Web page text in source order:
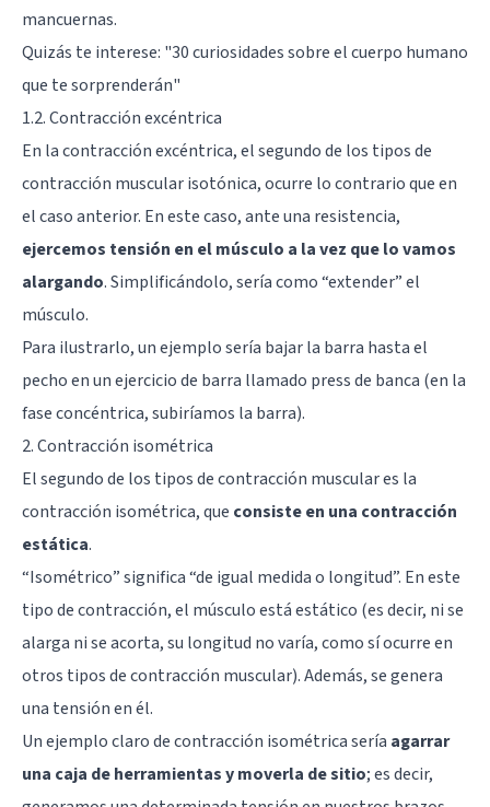
mancuernas.
Quizás te interese: "30 curiosidades sobre el cuerpo humano
que te sorprenderán"
1.2. Contracción excéntrica
En la contracción excéntrica, el segundo de los tipos de
contracción muscular isotónica, ocurre lo contrario que en
el caso anterior. En este caso, ante una resistencia,
ejercemos tensión en el músculo a la vez que lo vamos
alargando. Simplificándolo, sería como “extender” el
músculo.
Para ilustrarlo, un ejemplo sería bajar la barra hasta el
pecho en un ejercicio de barra llamado press de banca (en la
fase concéntrica, subiríamos la barra).
2. Contracción isométrica
El segundo de los tipos de contracción muscular es la
contracción isométrica, que consiste en una contracción
estática.
“Isométrico” significa “de igual medida o longitud”. En este
tipo de contracción, el músculo está estático (es decir, ni se
alarga ni se acorta, su longitud no varía, como sí ocurre en
otros tipos de contracción muscular). Además, se genera
una tensión en él.
Un ejemplo claro de contracción isométrica sería agarrar
una caja de herramientas y moverla de sitio; es decir,